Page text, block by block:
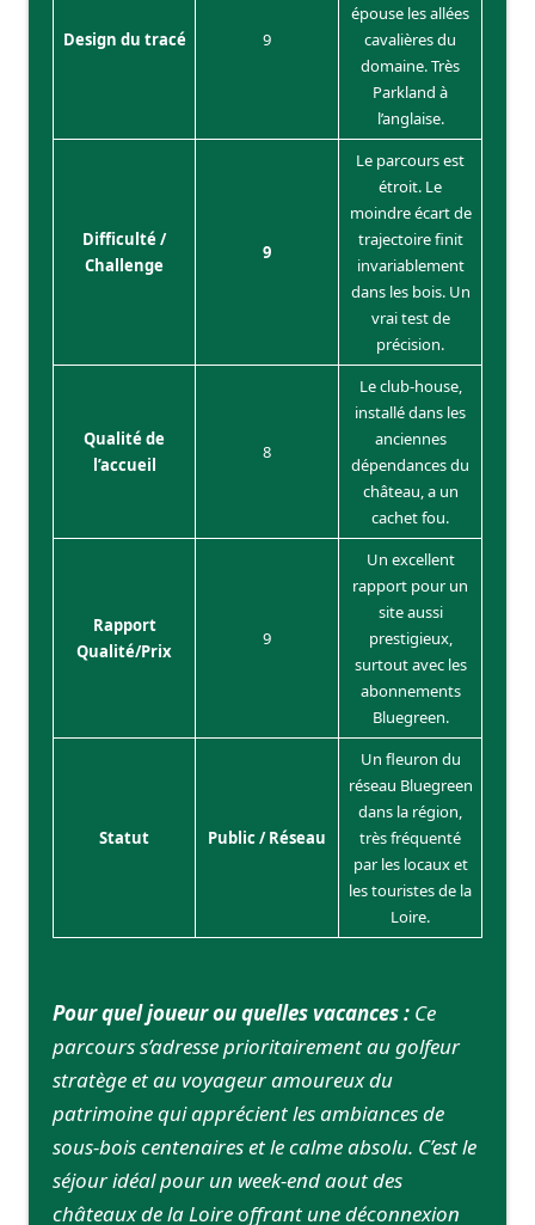
Design du tracé 9
épouse les allées
cavalières du
domaine. Très
Parkland à
l’anglaise.
Difficulté /
Challenge
9
Le parcours est
étroit. Le
moindre écart de
trajectoire finit
invariablement
dans les bois. Un
vrai test de
précision.
Qualité de
l’accueil
8
Le club-house,
installé dans les
anciennes
dépendances du
château, a un
cachet fou.
Rapport
Qualité/Prix
9
Un excellent
rapport pour un
site aussi
prestigieux,
surtout avec les
abonnements
Bluegreen.
Statut Public / Réseau
Un fleuron du
réseau Bluegreen
dans la région,
très fréquenté
par les locaux et
les touristes de la
Loire.
Pour quel joueur ou quelles vacances : Ce
parcours s’adresse prioritairement au golfeur
stratège et au voyageur amoureux du
patrimoine qui apprécient les ambiances de
sous-bois centenaires et le calme absolu. C’est le
séjour idéal pour un week-end aout des
châteaux de la Loire offrant une déconnexion